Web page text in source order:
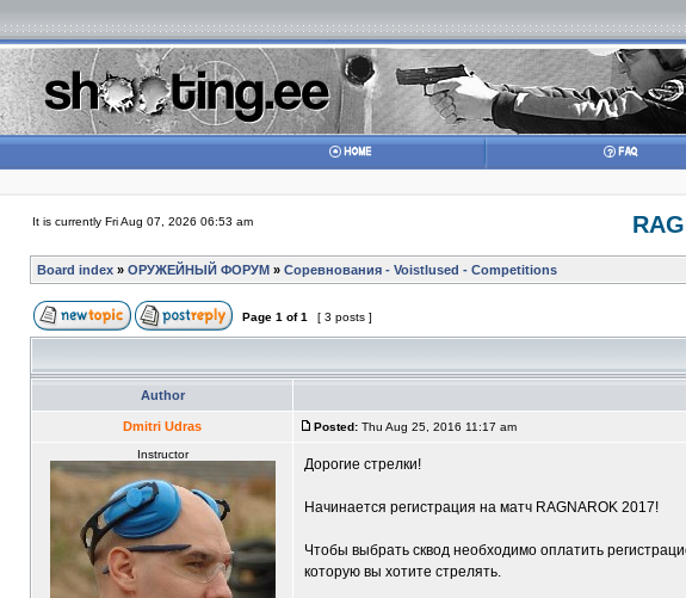
It is currently Fri Aug 07, 2026 06:53 am
Board index » ОРУЖЕЙНЫЙ ФОРУМ » Соревнования - Voistlused - Competitions
Page 1 of1 [ 3 posts ]
Author
Dmitri Udras Posted: Thu Aug 25, 2016 11:17 am
Instructor
Дорогие стрелки!
Начинается регистрация на матч RAGNAROK 2017!
Чтобы выбрать сквод необходимо оплатить
которую вы хотите стрелять.